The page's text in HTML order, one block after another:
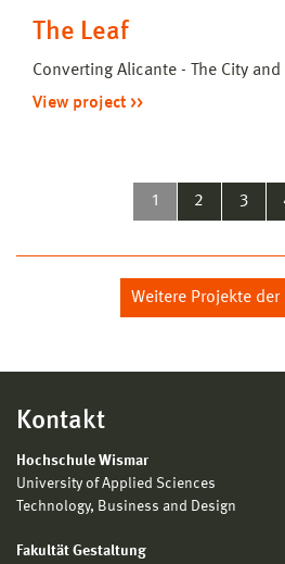
The Leaf
Converting Alicante - The City and
View project
1 2 3
Weitere Projekte der
Kontakt
Hochschule Wismar
University of Applied Sciences
Technology, Business and Design
Fakultät Gestaltung